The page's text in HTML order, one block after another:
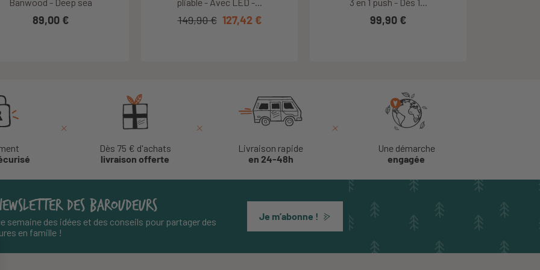
49,00 € 119,90 € 107,91 € 124,90 € 112,41 €
79,90 € 67,92 € 119,90 € 107,91 € 99,90 €
89,00 € 149,90 € 127,42 €
Dès 75 € d'achats
livraison offerte
Livraison rapide
en 24-48h
Une démarche
engagée
DES BAROUDEURS
semaine des idées et des conseils pour partager des
en famille !
Je m’abonne !